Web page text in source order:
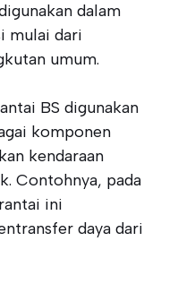
dalam
mulai dari
umum.
BS digunakan
komponen
kendaraan
Contohnya, pada
ini
daya dari